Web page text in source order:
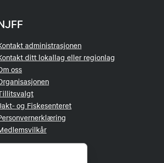
administrasjonen
ditt lokallag eller regionlag
oss
og Fiskesenteret